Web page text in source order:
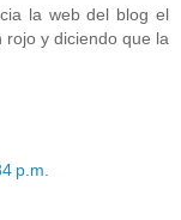
la web del blog el
y diciendo que la
p.m.